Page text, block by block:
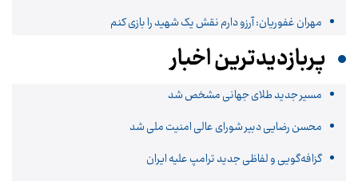
مهران غفوریان: آرزو دارم نقش یک شهید را بازی کنم
پربازدیدترین اخبار
مسیر جدید طلای جهانی مشخص شد
محسن رضایی دبیر شورای عالی امنیت ملی شد
گزافه‌گویی و لفاظی جدید ترامپ علیه ایران